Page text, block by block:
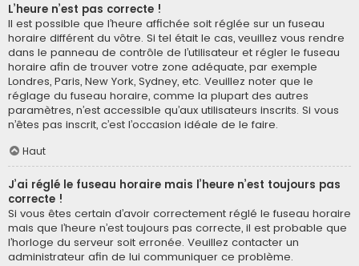
L’heure n’est pas correcte !
Il est possible que l’heure affichée soit réglée sur un fuseau
horaire différent du vôtre. Si tel était le cas, veuillez vous rendre
dans le panneau de contrôle de l’utilisateur et régler le fuseau
horaire afin de trouver votre zone adéquate, par exemple
Londres, Paris, New York, Sydney, etc. Veuillez noter que le
réglage du fuseau horaire, comme la plupart des autres
paramètres, n’est accessible qu’aux utilisateurs inscrits. Si vous
n’êtes pas inscrit, c’est l’occasion idéale de le faire.
Haut
J’ai réglé le fuseau horaire mais l’heure n’est toujours pas
correcte !
Si vous êtes certain d’avoir correctement réglé le fuseau horaire
mais que l’heure n’est toujours pas correcte, il est probable que
l’horloge du serveur soit erronée. Veuillez contacter un
administrateur afin de lui communiquer ce problème.